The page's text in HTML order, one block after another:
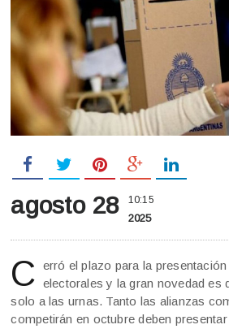
agosto 28 10:15
2025
C erró el plazo para la
electorales y la gran novedad es
solo a las urnas. Tanto las alianzas
competirán en octubre deben